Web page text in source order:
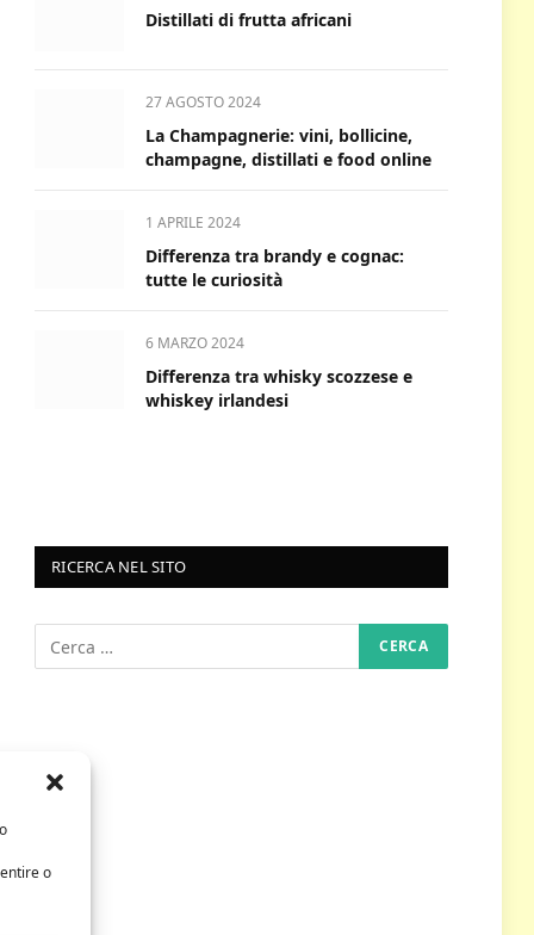
o
Distillati di frutta africani
27 AGOSTO 2024
La Champagnerie: vini, bollicine,
champagne, distillati e food online
1 APRILE 2024
Differenza tra brandy e cognac:
tutte le curiosità
6 MARZO 2024
Differenza tra whisky scozzese e
whiskey irlandesi
RICERCA NEL SITO